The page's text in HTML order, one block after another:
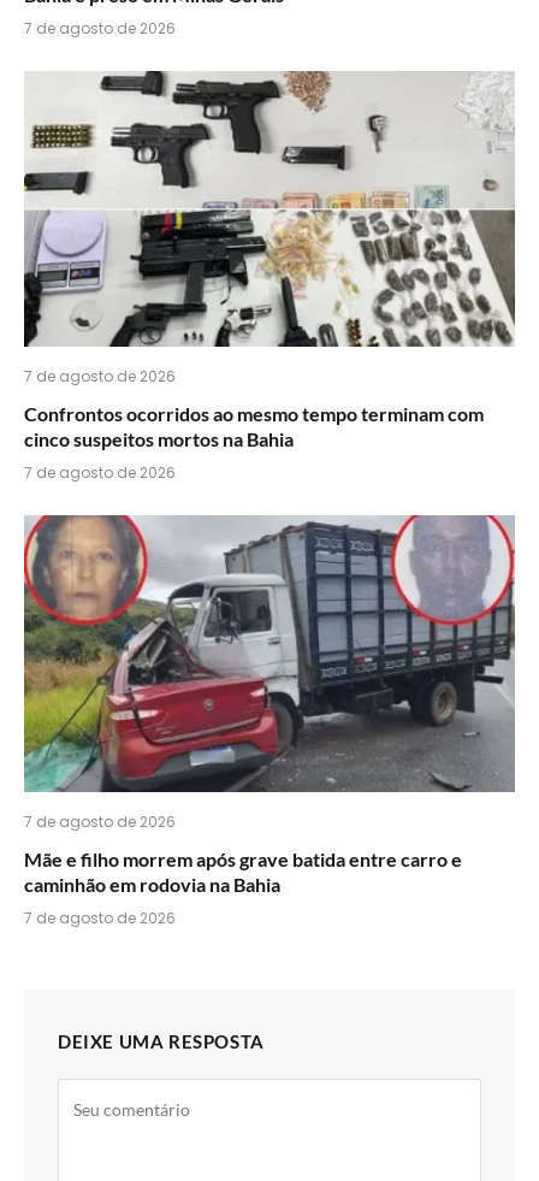
7 de agosto de 2026
7 de agosto de 2026
Confrontos ocorridos ao mesmo tempo terminam com
cinco suspeitos mortos na Bahia
7 de agosto de 2026
7 de agosto de 2026
Mãe e filho morrem após grave batida entre carro e
caminhão em rodovia na Bahia
7 de agosto de 2026
DEIXE UMA RESPOSTA